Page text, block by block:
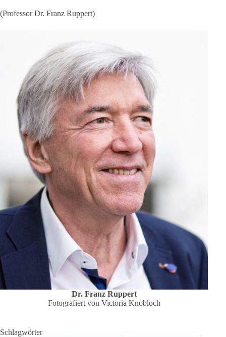
(Professor Dr. Franz Ruppert)
Dr. Franz Ruppert
Fotografiert von Victoria Knobloch
Schlagwörter